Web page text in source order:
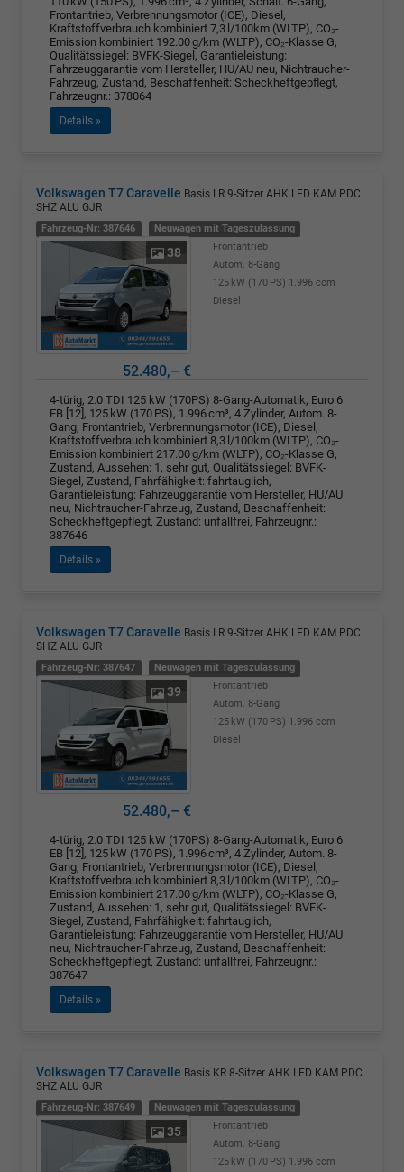
Frontantrieb, Verbrennungsmotor (ICE), Diesel,
Kraftstoffverbrauch kombiniert 7,3 l/100km (WLTP), CO₂-
Emission kombiniert 192.00 g/km (WLTP), CO₂-Klasse G,
Qualitätssiegel: BVFK-Siegel, Garantieleistung:
Fahrzeuggarantie vom Hersteller, HU/AU neu, Nichtraucher-
Fahrzeug, Zustand, Beschaffenheit: Scheckheftgepflegt,
Fahrzeugnr.: 378064
Details »
Volkswagen T7 Caravelle Basis LR 9-Sitzer AHK LED KAM PDC
SHZ ALU GJR
Fahrzeug-Nr: 387646 Neuwagen mit Tageszulassung
38
Frontantrieb
Autom. 8-Gang
125 kW (170 PS) 1.996 ccm
Diesel
52.480,– €
4-türig, 2.0 TDI 125 kW (170PS) 8-Gang-Automatik, Euro 6
EB [12], 125 kW (170 PS), 1.996 cm³, 4 Zylinder, Autom. 8-
Gang, Frontantrieb, Verbrennungsmotor (ICE), Diesel,
Kraftstoffverbrauch kombiniert 8,3 l/100km (WLTP), CO₂-
Emission kombiniert 217.00 g/km (WLTP), CO₂-Klasse G,
Zustand, Aussehen: 1, sehr gut, Qualitätssiegel: BVFK-
Siegel, Zustand, Fahrfähigkeit: fahrtauglich,
Garantieleistung: Fahrzeuggarantie vom Hersteller, HU/AU
neu, Nichtraucher-Fahrzeug, Zustand, Beschaffenheit:
Scheckheftgepflegt, Zustand: unfallfrei, Fahrzeugnr.:
387646
Details »
Volkswagen T7 Caravelle Basis LR 9-Sitzer AHK LED KAM PDC
SHZ ALU GJR
Fahrzeug-Nr: 387647 Neuwagen mit Tageszulassung
39
Frontantrieb
Autom. 8-Gang
125 kW (170 PS) 1.996 ccm
Diesel
52.480,– €
4-türig, 2.0 TDI 125 kW (170PS) 8-Gang-Automatik, Euro 6
EB [12], 125 kW (170 PS), 1.996 cm³, 4 Zylinder, Autom. 8-
Gang, Frontantrieb, Verbrennungsmotor (ICE), Diesel,
Kraftstoffverbrauch kombiniert 8,3 l/100km (WLTP), CO₂-
Emission kombiniert 217.00 g/km (WLTP), CO₂-Klasse G,
Zustand, Aussehen: 1, sehr gut, Qualitätssiegel: BVFK-
Siegel, Zustand, Fahrfähigkeit: fahrtauglich,
Garantieleistung: Fahrzeuggarantie vom Hersteller, HU/AU
neu, Nichtraucher-Fahrzeug, Zustand, Beschaffenheit:
Scheckheftgepflegt, Zustand: unfallfrei, Fahrzeugnr.:
387647
Details »
Volkswagen T7 Caravelle Basis KR 8-Sitzer AHK LED KAM PDC
SHZ ALU GJR
Fahrzeug-Nr: 387649 Neuwagen mit Tageszulassung
35
Frontantrieb
Autom. 8-Gang
125 kW (170 PS) 1.996 ccm